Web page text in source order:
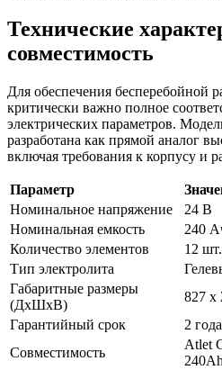
Технические
совместимость
Для обеспечения бесперебойной
критически важно полное
электрических параметров.
разработана как прямой аналог
включая требования к корпусу и
Параметр
Номинальное напряжение
24 В
Номинальная емкость
240
Количество элементов
12 шт.
Тип электролита
Габаритные размеры
(ДхШхВ)
827 x
Гарантийный срок
2 года
Совместимость
Atlet
240Ah